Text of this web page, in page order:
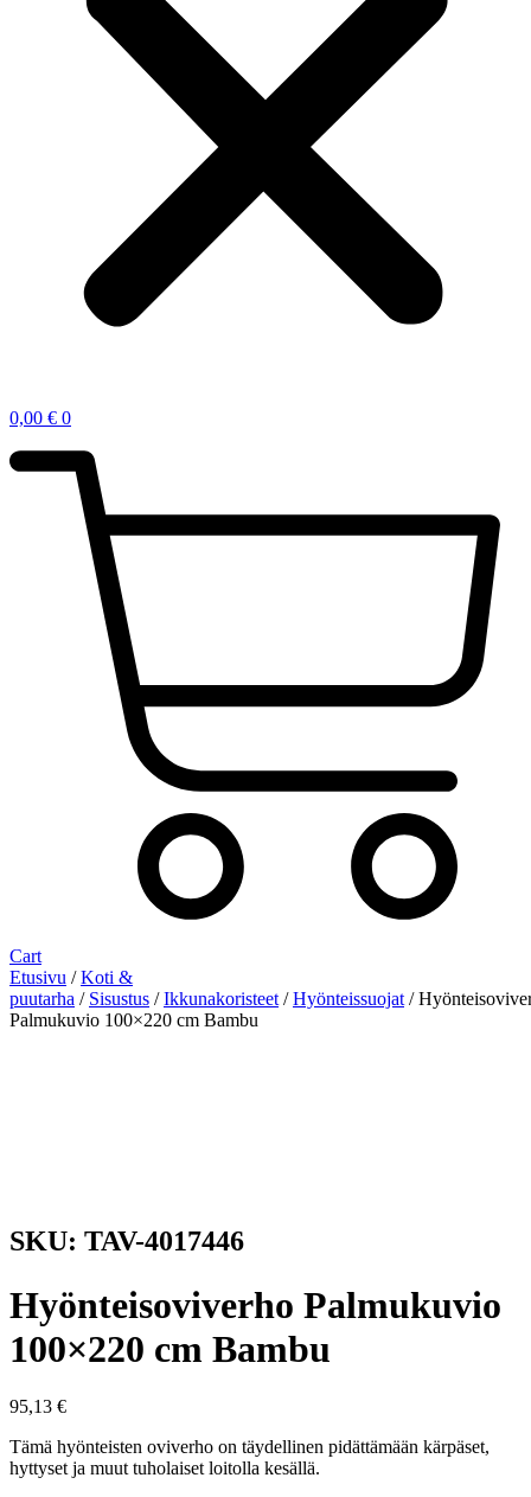
0,00 € 0
Cart
Etusivu /Koti &
puutarha / Sisustus /Ikkunakoristeet /Hyönteissuojat /
Palmukuvio 100×220 cm Bambu
SKU: TAV-4017446
Hyönteisoviverho Palmukuvio
100×220 cm Bambu
95,13 €
Tämä hyönteisten oviverho on täydellinen pidättämään kärpäset,
hyttyset ja muut tuholaiset loitolla kesällä.